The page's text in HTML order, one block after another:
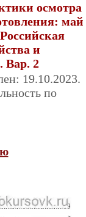
осмотра
май
и
Вар. 2
19.10.2023.
по